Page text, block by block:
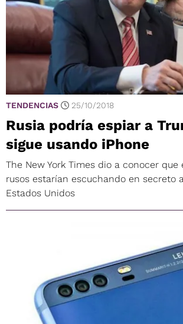
TENDENCIAS 25/10/2018
Rusia podría espiar a
sigue usando iPhone
The New York Times dio a conocer que
rusos estarían escuchando en secreto
Estados Unidos